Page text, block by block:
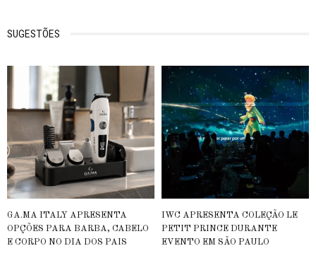
SUGESTÕES
GA.MA ITALY APRESENTA
OPÇÕES PARA BARBA, CABELO
E CORPO NO DIA DOS PAIS
IWC APRESENTA COLEÇÃO LE
PETIT PRINCE DURANTE
EVENTO EM SÃO PAULO